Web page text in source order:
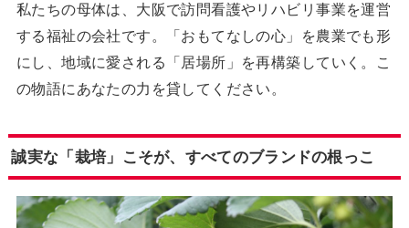
私たちの母体は、大阪で訪問看護やリハビリ事業を運営
する福祉の会社です。「おもてなしの心」を農業でも形
にし、地域に愛される「居場所」を再構築していく。こ
の物語にあなたの力を貸してください。
誠実な「栽培」こそが、すべてのブランドの根っこ